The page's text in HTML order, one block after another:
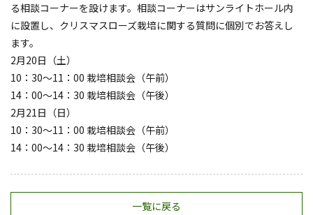
る相談コーナーを設けます。相談コーナーはサンライトホール内
に設置し、クリスマスローズ栽培に関する質問に個別でお答えし
ます。
2月20日（土）
10：30～11：00 栽培相談会（午前）
14：00～14：30 栽培相談会（午後）
2月21日（日）
10：30～11：00 栽培相談会（午前）
14：00～14：30 栽培相談会（午後）
一覧に戻る